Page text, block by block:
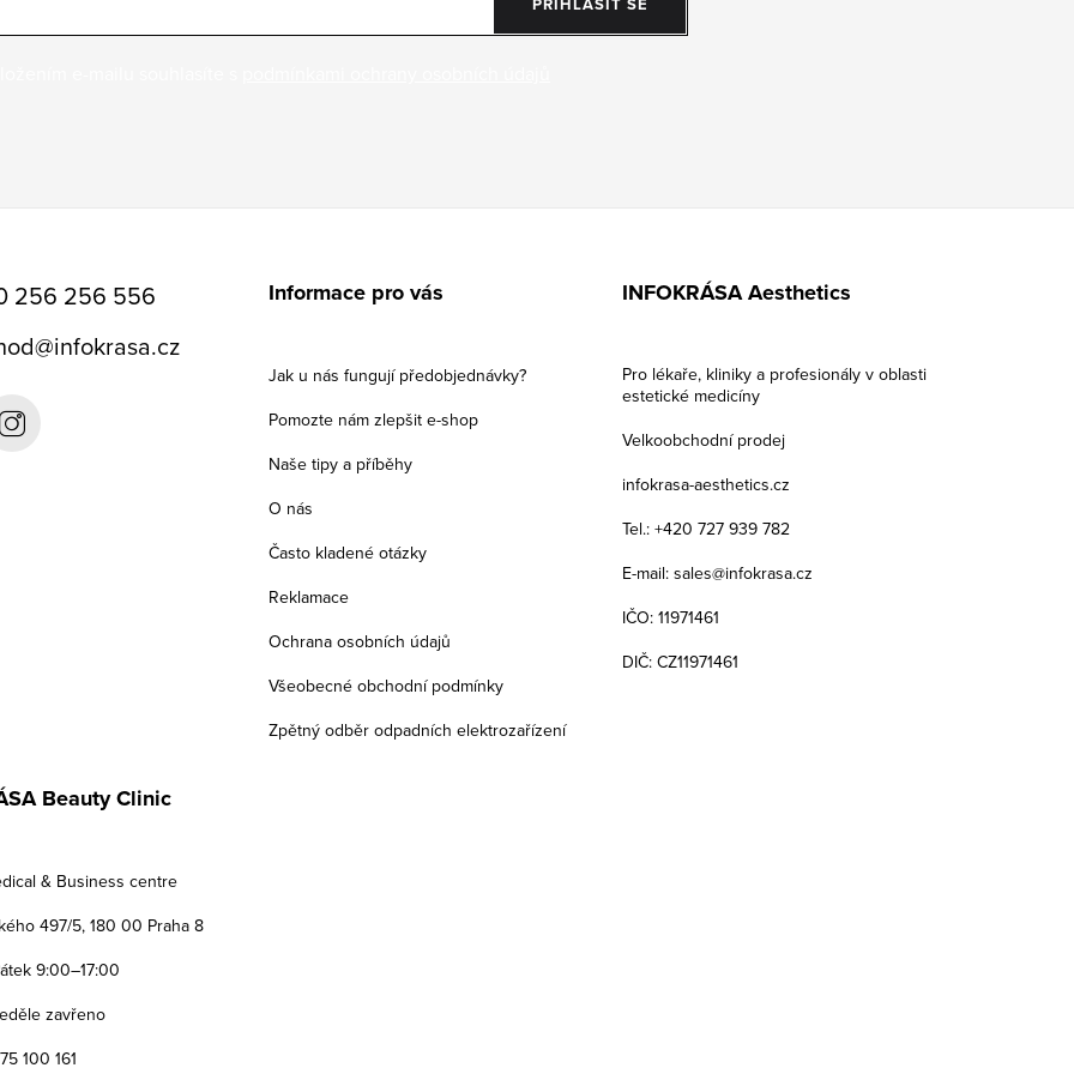
256 256 556
@infokrasa.cz
Informace pro vás
Jak u nás fungují předobjednávky?
Pomozte nám zlepšit e-shop
Naše tipy a příběhy
O nás
Často kladené otázky
Reklamace
Ochrana osobních údajů
Všeobecné obchodní podmínky
Zpětný odběr odpadních elektrozařízení
INFOKRÁSA Aesthetics
Pro lékaře, kliniky a profesionály v oblasti
estetické medicíny
Velkoobchodní prodej
infokrasa-aesthetics.cz
Tel.: +420 727 939 782
E-mail: sales@infokrasa.cz
IČO: 11971461
DIČ: CZ11971461
Beauty Clinic
& Business centre
497/5, 180 00 Praha 8
9:00–17:00
zavřeno
100 161